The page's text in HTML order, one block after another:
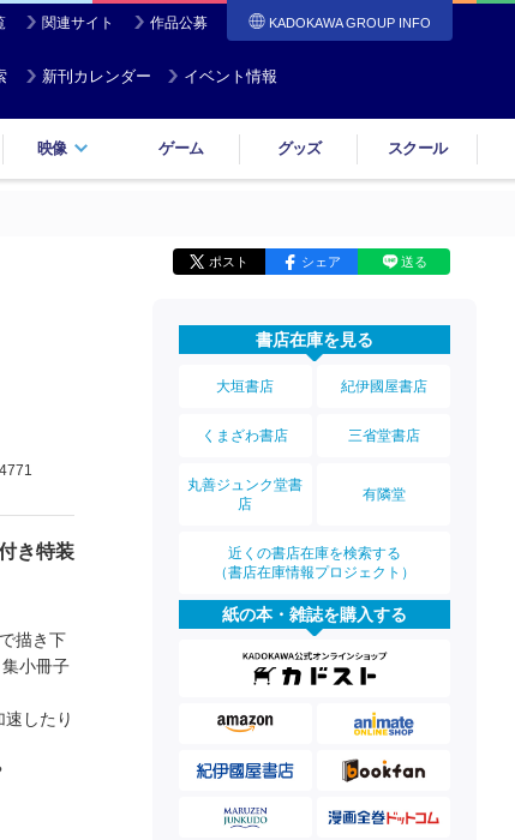
関連サイト 作品公募 KADOKAWA GROUP INFO
新刊カレンダー イベント情報
映像 ゲーム グッズ スクール
ポスト シェア 送る
き特装
描き下
小冊子
したり
書店在庫を見る
大垣書店 紀伊國屋書店
くまざわ書店 三省堂書店
丸善ジュンク堂書
店
有隣堂
近くの書店在庫を検索する
（書店在庫情報プロジェクト）
紙の本・雑誌を購入する